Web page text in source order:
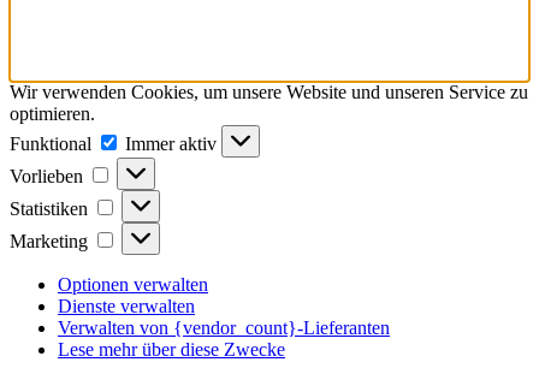
Wir verwenden Cookies, um unsere Website und unseren Service zu
optimieren.
Funktional
Funktional
Immer aktiv
Vorlieben
Vorlieben
Statistiken Statistiken
Marketing Marketing
Optionen verwalten
Dienste verwalten
Verwalten von {vendor_count}-Lieferanten
Lese mehr über diese Zwecke